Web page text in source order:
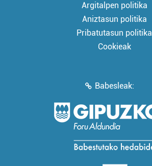
Argitalpen politika
Aniztasun politika
Pribatutasun politika
Cookieak
Babesleak: